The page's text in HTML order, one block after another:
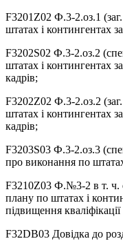
F3201Z02 Ф.3-2.оз.1
штатах і контингентах
F3202S02 Ф.3-2.оз.2
штатах і контингентах
кадрів;
F3202Z02 Ф.3-2.оз.2
штатах і контингентах
кадрів;
F3203S03 Ф.3-2.оз.3
про виконання по
F3210Z03 Ф.№3-2 в т. ч.
плану по штатах і
підвищення кваліфікації
F32DB03 Довідка до